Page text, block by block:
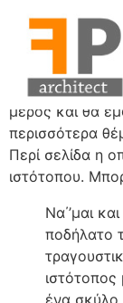
Αυτή είναι μια
από ένα άρθρο
μέρος και θα
περισσότερα
Περί σελίδα η
ιστότοπου.
Να΄’μαι
ποδήλατο
ένα σκύλο